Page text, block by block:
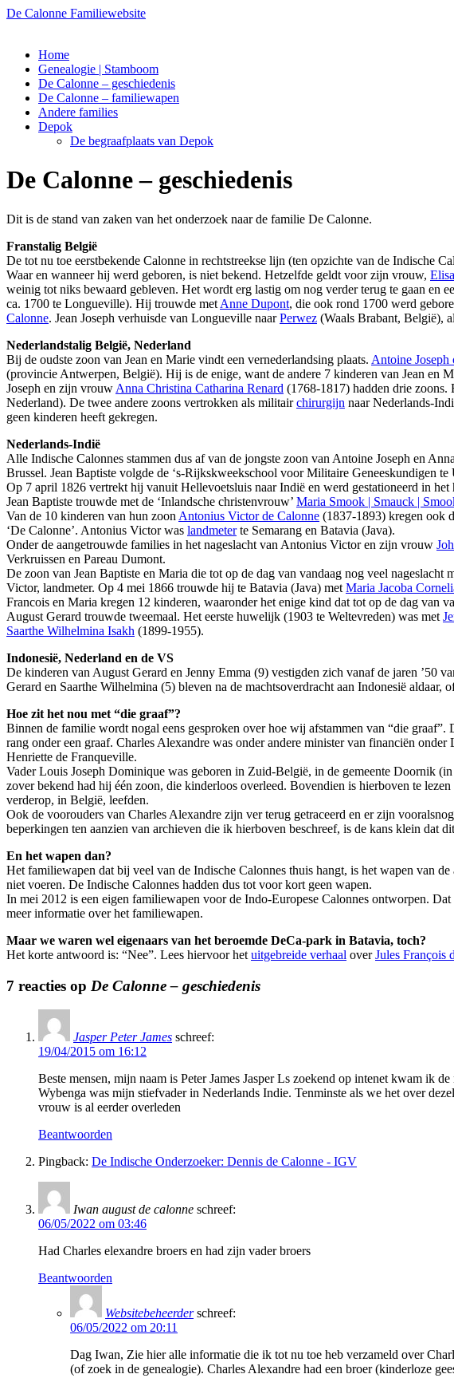
De Calonne Familiewebsite
naar
inhoud
Home
Genealogie | Stamboom
De Calonne – geschiedenis
De Calonne – familiewapen
Andere families
Depok
De begraafplaats van Depok
De Calonne – geschiedenis
Dit is de stand van zaken van het onderzoek naar de familie De Calonne.
Franstalig België
De tot nu toe eerstbekende Calonne in rechtstreekse lijn (ten opzichte van de Indische
Waar en wanneer hij werd geboren, is niet bekend. Hetzelfde geldt voor zijn vrouw,
weinig tot niks bewaard gebleven. Het wordt erg lastig om nog verder terug te gaan en
ca. 1700 te Longueville). Hij trouwde met Anne Dupont, die ook rond 1700 werd
Calonne. Jean Joseph verhuisde van Longueville naarPerwez (Waals Brabant, België),
Nederlandstalig België, Nederland
Bij de oudste zoon van Jean en Marie vindt een vernederlandsing plaats. Antoine Joseph
(provincie Antwerpen, België). Hij is de enige, want de andere 7 kinderen van Jean en
Joseph en zijn vrouw Anna Christina Catharina Renard (1768-1817) hadden drie zoons.
Nederland). De twee andere zoons vertrokken als militairchirurgijn naar Nederlands-
geen kinderen heeft gekregen.
Nederlands-Indië
Alle Indische Calonnes stammen dus af van de jongste zoon van Antoine Joseph en
Brussel. Jean Baptiste volgde de ‘s-Rijkskweekschool voor Militaire Geneeskundigen te
Op 7 april 1826 vertrekt hij vanuit Hellevoetsluis naar Indië en werd gestationeerd in
Jean Baptiste trouwde met de ‘Inlandsche christenvrouw’ Maria Smook | Smauck |
Van de 10 kinderen van hun zoon Antonius Victor de Calonne (1837-1893) kregen ook
‘De Calonne’. Antonius Victor was landmeterte Semarang en Batavia (Java).
Onder de aangetrouwde families in het nageslacht van Antonius Victor en zijn vrouw
Verkruissen en Pareau Dumont.
De zoon van Jean Baptiste en Maria die tot op de dag van vandaag nog veel nageslacht
Victor, landmeter. Op 4 mei 1866 trouwde hij te Batavia (Java) met Maria Jacoba
Francois en Maria kregen 12 kinderen, waaronder het enige kind dat tot op de dag van
August Gerard trouwde tweemaal. Het eerste huwelijk (1903 te Weltevreden) was met
Saarthe Wilhelmina Isakh (1899-1955).
Indonesië, Nederland en de VS
De kinderen van August Gerard en Jenny Emma (9) vestigden zich vanaf de jaren ’50
Gerard en Saarthe Wilhelmina (5) bleven na de machtsoverdracht aan Indonesië aldaar,
Hoe zit het nou met “die graaf”?
Binnen de familie wordt nogal eens gesproken over hoe wij afstammen van “die graaf”.
rang onder een graaf. Charles Alexandre was onder andere minister van financiën
Henriette de Franqueville.
Vader Louis Joseph Dominique was geboren in Zuid-België, in de gemeente Doornik
zover bekend had hij één zoon, die kinderloos overleed. Bovendien is hierboven te
verderop, in België, leefden.
Ook de voorouders van Charles Alexandre zijn ver terug getraceerd en er zijn
beperkingen ten aanzien van archieven die ik hierboven beschreef, is de kans klein dat
En het wapen dan?
Het familiewapen dat bij veel van de Indische Calonnes thuis hangt, is het wapen van
niet voeren. De Indische Calonnes hadden dus tot voor kort geen wapen.
In mei 2012 is een eigen familiewapen voor de Indo-Europese Calonnes ontworpen.
meer informatie over het familiewapen.
Maar we waren wel eigenaars van het beroemde DeCa-park in Batavia, toch?
Het korte antwoord is: “Nee”. Lees hiervoor het uitgebreide verhaal overJules François
7 reacties op De Calonne – geschiedenis
Jasper Peter James schreef:
19/04/2015 om 16:12
Beste mensen, mijn naam is Peter James Jasper Ls zoekend op intenet kwam ik
Wybenga was mijn stiefvader in Nederlands Indie. Tenminste als we het over
vrouw is al eerder overleden
Beantwoorden
Pingback: De Indische Onderzoeker: Dennis de Calonne - IGV
Iwan august de calonne schreef:
06/05/2022 om 03:46
Had Charles elexandre broers en had zijn vader broers
Beantwoorden
Websitebeheerder schreef:
06/05/2022 om 20:11
Dag Iwan, Zie hier alle informatie die ik tot nu toe heb verzameld over
(of zoek in de genealogie). Charles Alexandre had een broer (kinderloze